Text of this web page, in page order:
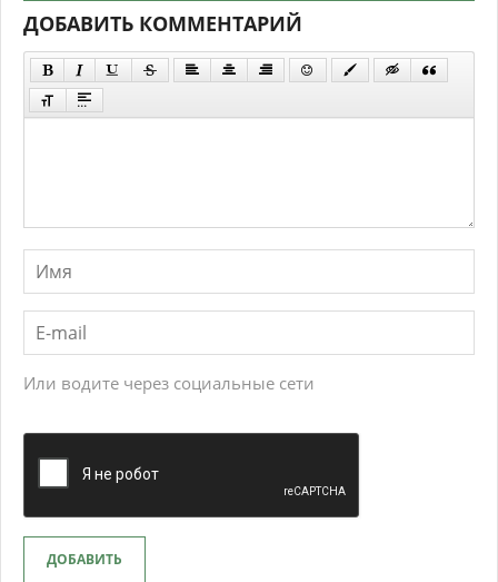
ДОБАВИТЬ КОММЕНТАРИЙ
Или водите через социальные сети
ДОБАВИТЬ